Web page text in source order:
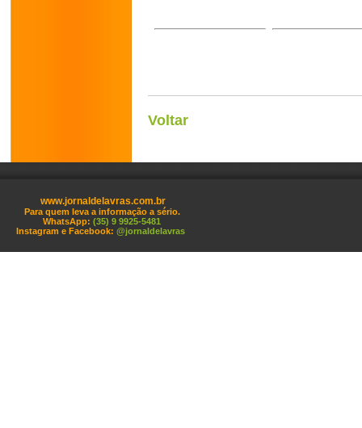
Voltar
www.jornaldelavras.com.br
Para quem leva a informação a sério.
WhatsApp: (35) 9 9925-5481
Instagram e Facebook: @jornaldelavras